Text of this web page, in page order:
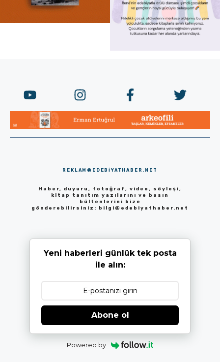
REKLAM@EDEBIYATHABER.NET
Haber, duyuru, fotoğraf, video, söyleşi,
kitap tanıtım yazılarını ve basın
bültenlerini bize
gönderebilirsiniz:
bilgi@edebiyathaber.net
Yeni haberleri günlük tek posta
ile alın:
Abone ol
Powered by